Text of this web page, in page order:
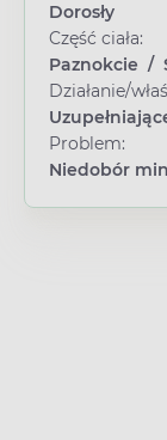
Dorosły
Część ciała:
Paznokcie /
Działanie/
Problem:
Niedobór